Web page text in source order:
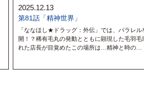
2025.12.13
第81話「精神世界」
「ななほし★ドラッグ：外伝」では、パラレ
開！？稀有毛丸の発動とともに顕現した毛羽毛
れた店長が目覚めたこの場所は…精神と時の